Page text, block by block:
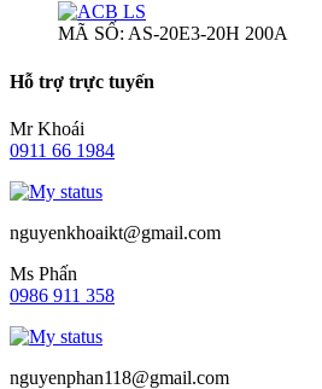
MÃ SỐ: AS-20E3-20H 200A
Hỗ trợ trực tuyến
Mr Khoái
0911 66 1984
nguyenkhoaikt@gmail.com
Ms Phấn
0986 911 358
nguyenphan118@gmail.com